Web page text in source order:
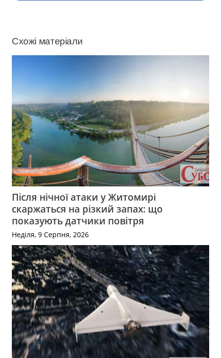
Схожі матеріали
Після нічної атаки у Житомирі
скаржаться на різкий запах: що
показують датчики повітря
Неділя, 9 Серпня, 2026